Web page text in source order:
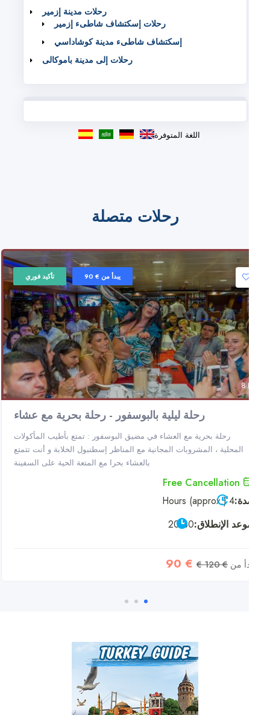
رحلات مدينة إزمير
رحلات إسكتشاف شاطىء إزمير
إسكتشاف شاطىء مدينة كوشاداسي
رحلات إلى مدينة باموكالى
اللغة المتوفرة
رحلات متصلة
تأكيد فوري يبدأ من € 90
رحلة ليلية بالبوسفور - رحلة بحرية مع عشاء
رحلة بحرية مع العشاء في مضيق البوسفور : تمتع بأطيب المأكولات
المحلية ، المشروبات المجانية مع المناظر إسطنبول الخلابة و أنت تتمتع
بالعشاء بحرا مع المتعة الحية على السفينة
Free Cancellation
الإنطلاق:20:30
€ 120 €
€ 90